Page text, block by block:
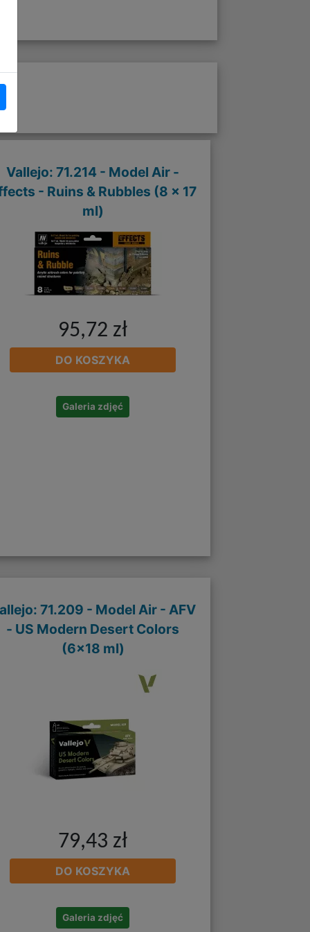
Vallejo: 71.214 - Model Air -
- Ruins & Rubbles (8 x 17
ml)
95,72 zł
DO KOSZYKA
Galeria zdjęć
71.209 - Model Air - AFV
- US Modern Desert Colors
(6x18 ml)
79,43 zł
DO KOSZYKA
Galeria zdjęć